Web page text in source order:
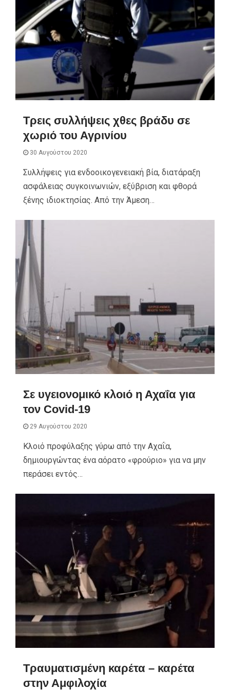
Τρεις συλλήψεις χθες βράδυ σε
χωριό του Αγρινίου
30 Αυγούστου 2020
Συλλήψεις για ενδοοικογενειακή βία, διατάραξη
ασφάλειας συγκοινωνιών, εξύβριση και φθορά
ξένης ιδιοκτησίας. Από την Άμεση…
Σε υγειονομικό κλοιό η Αχαΐα για
τον Covid-19
29 Αυγούστου 2020
Κλοιό προφύλαξης γύρω από την Αχαΐα,
δημιουργώντας ένα αόρατο «φρούριο» για να μην
περάσει εντός…
Τραυματισμένη καρέτα – καρέτα
στην Αμφιλοχία